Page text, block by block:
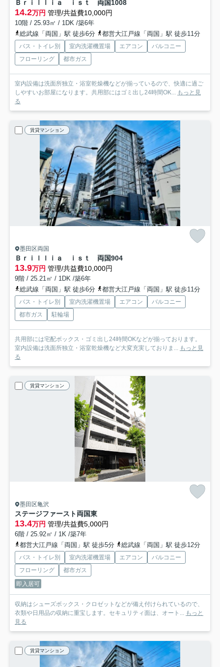
Ｂｒｉｌｌｉａ ｉｓｔ 両国1008
14.2万円 管理/共益費10,000円
10階 / 25.93㎡ / 1DK /築6年
総武線「両国」駅 徒歩6分
都営大江戸線「両国」駅 徒歩11分
バス・トイレ別 室内洗濯機置場 エアコン
バルコニー
フローリング
都市ガス
室内設備は洗面所独立・浴室乾燥機などが揃っているので、快適に過ご
しやすいお部屋になります。共用部にはゴミ出し24時間OK...
もっと見
る
賃貸マンション
墨田区両国
Ｂｒｉｌｌｉａ ｉｓｔ 両国904
13.9万円 管理/共益費10,000円
9階 / 25.21㎡ / 1DK /築6年
総武線「両国」駅 徒歩6分
都営大江戸線「両国」駅 徒歩11分
バス・トイレ別 室内洗濯機置場 エアコン
バルコニー
都市ガス
駐輪場
共用部には宅配ボックス・ゴミ出し24時間OKなどが揃っております。
室内設備は洗面所独立・浴室乾燥機など大変充実しておりま...
もっと見
る
賃貸マンション
墨田区亀沢
ステージファースト両国東
13.4万円 管理/共益費5,000円
6階 / 25.92㎡ / 1K /築7年
都営大江戸線「両国」駅 徒歩5分
総武線「両国」駅 徒歩12分
バス・トイレ別 室内洗濯機置場 エアコン
バルコニー
フローリング
都市ガス
即入居可
収納はシューズボックス・クロゼットなどが備え付けられているので、
衣類や日用品の収納に重宝します。セキュリティ面は、オート...
もっと
見る
賃貸マンション